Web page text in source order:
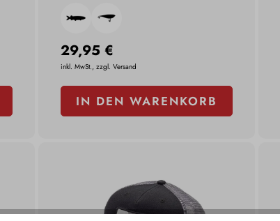
29,95 €
inkl. MwSt., zzgl. Versand
IN DEN WARENKORB